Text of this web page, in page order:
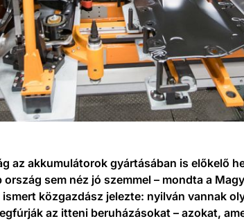
az akkumulátorok gyártásában is előkelő
sem néz jó szemmel – mondta a
ismert közgazdász jelezte: nyilván vannak
az itteni beruházásokat – azokat,